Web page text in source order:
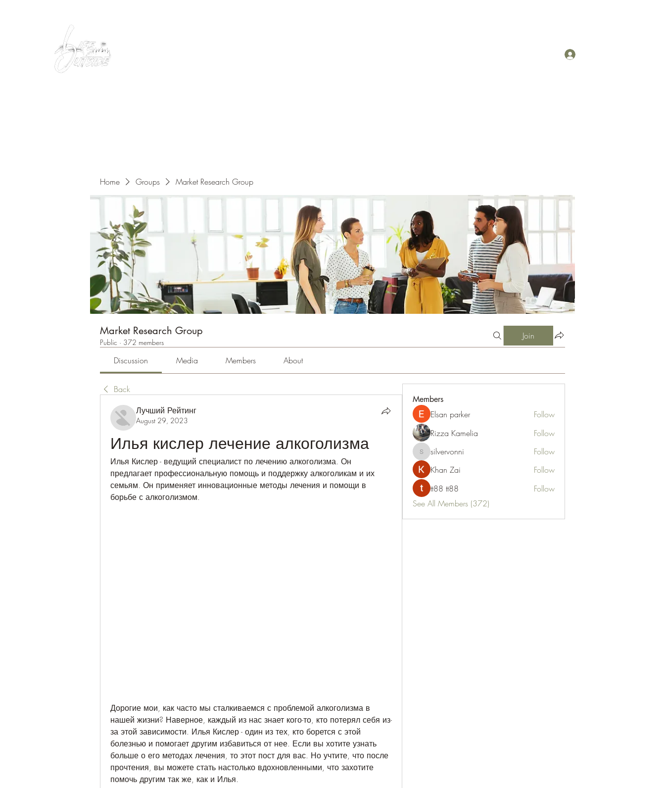
Home Groups Market Research Group
Market Research Group
Public · 372 members
Join
Discussion Media Members About
Back
Лучший Рейтинг
August 29, 2023
Илья кислер лечение алкоголизма
Илья Кислер - ведущий специалист по лечению алкоголизма. Он
предлагает профессиональную помощь и поддержку алкоголикам и их
семьям. Он применяет инновационные методы лечения и помощи в
борьбе с алкоголизмом.
Дорогие мои, как часто мы сталкиваемся с проблемой алкоголизма в
нашей жизни? Наверное, каждый из нас знает кого-то, кто потерял себя из-
за этой зависимости. Илья Кислер - один из тех, кто борется с этой
болезнью и помогает другим избавиться от нее. Если вы хотите узнать
больше о его методах лечения, то этот пост для вас. Но учтите, что после
прочтения, вы можете стать настолько вдохновленными, что захотите
помочь другим так же, как и Илья.
Members
Elsan parker
Follow
Rizza Kamelia
Follow
silvervonni
silvervonni
Follow
Khan Zai
Follow
tt88 tt88
Follow
See All Members (372)